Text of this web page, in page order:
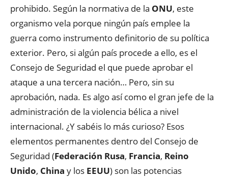
prohibido. Según la normativa de la ONU, este
organismo vela porque ningún país emplee la
guerra como instrumento definitorio de su política
exterior. Pero, si algún país procede a ello, es el
Consejo de Seguridad el que puede aprobar el
ataque a una tercera nación… Pero, sin su
aprobación, nada. Es algo así como el gran jefe de la
administración de la violencia bélica a nivel
internacional. ¿Y sabéis lo más curioso? Esos
elementos permanentes dentro del Consejo de
Seguridad (Federación Rusa, Francia, Reino
Unido, China y los EEUU) son las potencias